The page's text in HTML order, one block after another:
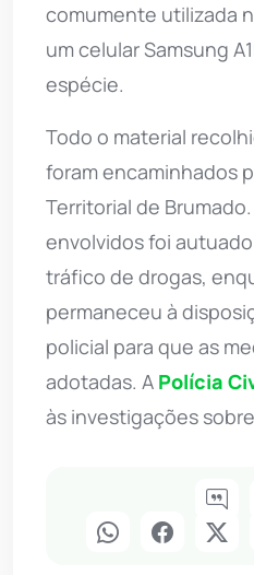
comumente utilizada
um celular Samsung
espécie.
Todo o material
foram encaminhados
Territorial de
envolvidos foi
tráfico de drogas,
permaneceu à
policial para que as
adotadas. A Polícia
às investigações